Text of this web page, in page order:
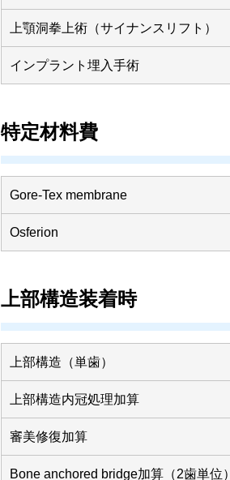
上顎洞拳上術（サイナンスリフト）
インプラント埋入手術
特定材料費
Gore-Tex membrane
Osferion
上部構造装着時
上部構造（単歯）
上部構造内冠処理加算
審美修復加算
Bone anchored bridge加算（2歯単位）